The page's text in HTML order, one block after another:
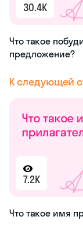
30.4K
Что такое
предложение?
К следующей
7.2K
Что такое имя